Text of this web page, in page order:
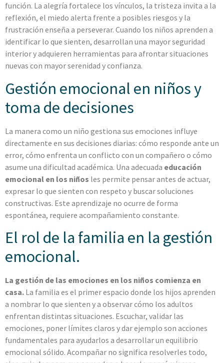
función. La alegría fortalece los vínculos, la tristeza invita a la
reflexión, el miedo alerta frente a posibles riesgos y la
frustración enseña a perseverar. Cuando los niños aprenden a
identificar lo que sienten, desarrollan una mayor seguridad
interior y adquieren herramientas para afrontar situaciones
nuevas con mayor serenidad y confianza.
Gestión emocional en niños y
toma de decisiones
La manera como un niño gestiona sus emociones influye
directamente en sus decisiones diarias: cómo responde ante un
error, cómo enfrenta un conflicto con un compañero o cómo
asume una dificultad académica. Una adecuada educación
emocional en los niños les permite pensar antes de actuar,
expresar lo que sienten con respeto y buscar soluciones
constructivas. Este aprendizaje no ocurre de forma
espontánea, requiere acompañamiento constante.
El rol de la familia en la gestión
emocional.
La gestión de las emociones en los niños comienza en
casa. La familia es el primer espacio donde los hijos aprenden
a nombrar lo que sienten y a observar cómo los adultos
enfrentan distintas situaciones. Escuchar, validar las
emociones, poner límites claros y dar ejemplo son acciones
fundamentales para ayudarlos a desarrollar un equilibrio
emocional sólido. Acompañar no significa resolverles todo,